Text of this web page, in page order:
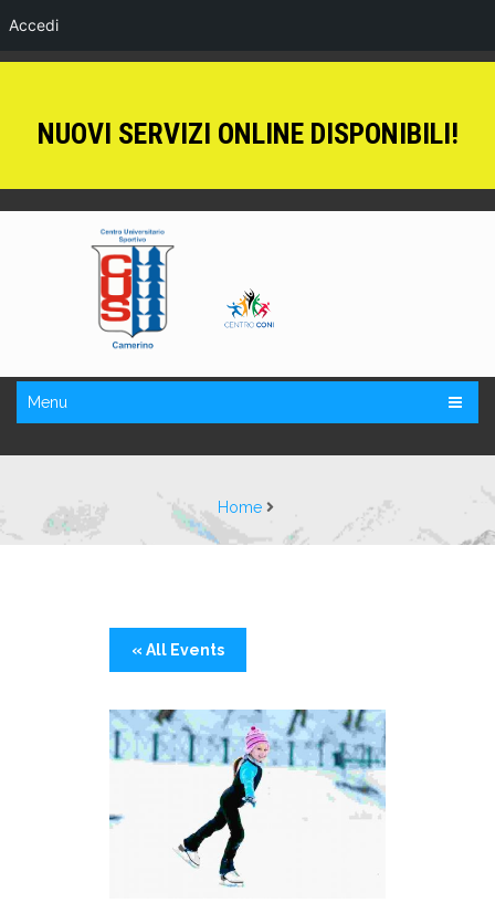
Accedi
NUOVI SERVIZI ONLINE DISPONIBILI!
Menu
Home
« All Events